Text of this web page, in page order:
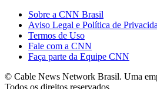
Sobre a CNN Brasil
Aviso Legal e Política de
Termos de Uso
Fale com a CNN
Faça parte da Equipe CNN
© Cable News Network Brasil. Uma
Todos os direitos reservados.